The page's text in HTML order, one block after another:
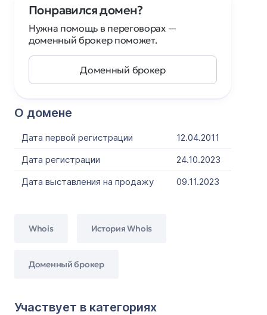
О домене
Дата первой регистрации
12.04.2011
Дата регистрации
24.10.2023
Дата выставления на продажу
09.11.2023
Whois История Whois
Доменный брокер
Участвует в категориях
Понравился домен?
Нужна помощь в переговорах —
доменный брокер поможет.
Доменный брокер